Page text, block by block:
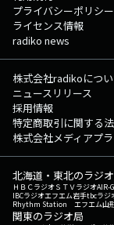
プライバシーポリシー
ライセンス情報
radiko news
株式会社radikoにつ
ニュースリリース
採用情報
特定商取引に関する
株式会社メディアプ
北海道・東北のラジ
ＨＢＣラジオＳＴＶラジオAIR-
IBCラジオエフエム岩手tbcラジ
Rhythm Station エフエム山
関東のラジオ局